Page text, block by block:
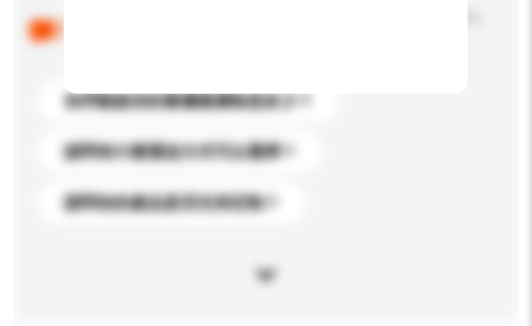
你們能提供的最優惠價格是多少？
請問有什麼運送方式可以選擇？
請問你的產品是否支持定制？